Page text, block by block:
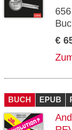
€
BUCH EPUB